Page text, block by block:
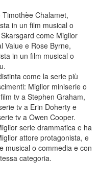
Chalamet,
in un film musical o
come Miglior
Value e Rose Byrne,
in un film musical o
come la serie più
Miglior miniserie o
tv a Stephen Graham,
tv a Erin Doherty e
tv a Owen Cooper.
serie drammatica e ha
attore protagonista, e
musical o commedia e con
categoria.